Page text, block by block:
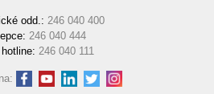
odd.: 246 040 400
246 040 444
246 040 111